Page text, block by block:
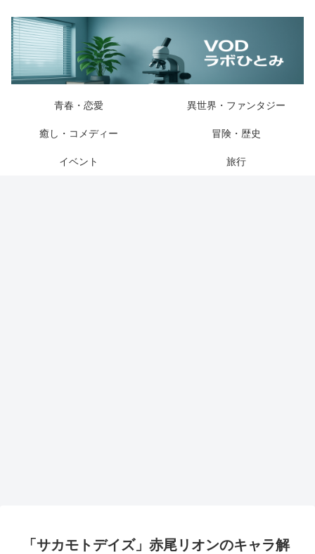
青春・恋愛 異世界・ファンタジー
癒し・コメディー 冒険・歴史
イベント 旅行
「サカモトデイズ」赤尾リオンのキャラ解